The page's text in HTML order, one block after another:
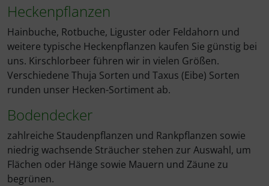
Heckenpflanzen
Hainbuche, Rotbuche, Liguster oder Feldahorn und
weitere typische Heckenpflanzen kaufen Sie günstig bei
uns. Kirschlorbeer führen wir in vielen Größen.
Verschiedene Thuja Sorten und Taxus (Eibe) Sorten
runden unser Hecken-Sortiment ab.
Bodendecker
zahlreiche Staudenpflanzen und Rankpflanzen sowie
niedrig wachsende Sträucher stehen zur Auswahl, um
Flächen oder Hänge sowie Mauern und Zäune zu
begrünen.